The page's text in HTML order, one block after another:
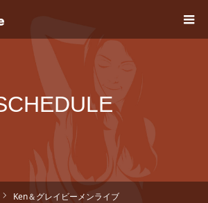
Ken＆グレイビーメンライブ